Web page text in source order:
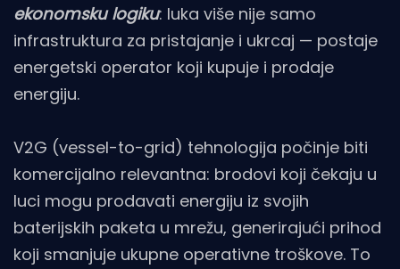
ekonomsku logiku: luka više nije samo
infrastruktura za pristajanje i ukrcaj — postaje
energetski operator koji kupuje i prodaje
energiju.
V2G (vessel-to-grid) tehnologija počinje biti
komercijalno relevantna: brodovi koji čekaju u
luci mogu prodavati energiju iz svojih
baterijskih paketa u mrežu, generirajući prihod
koji smanjuje ukupne operativne troškove. To